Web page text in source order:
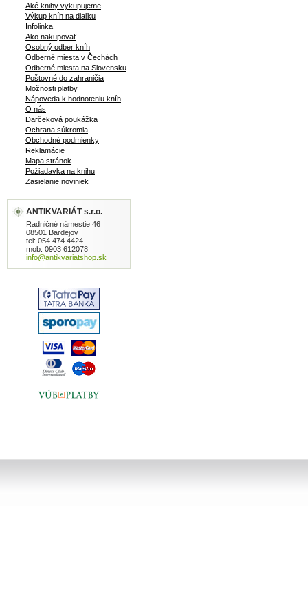
Aké knihy vykupujeme
Výkup kníh na diaľku
Infolinka
Ako nakupovať
Osobný odber kníh
Odberné miesta v Čechách
Odberné miesta na Slovensku
Poštovné do zahraničia
Možnosti platby
Nápoveda k hodnoteniu kníh
O nás
Darčeková poukážka
Ochrana súkromia
Obchodné podmienky
Reklamácie
Mapa stránok
Požiadavka na knihu
Zasielanie noviniek
ANTIKVARIÁT s.r.o.
Radničné námestie 46
08501 Bardejov
tel: 054 474 4424
mob: 0903 612078
info@antikvariatshop.sk